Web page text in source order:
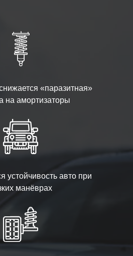
«паразитная»
на амортизаторы
устойчивость авто при
манёврах